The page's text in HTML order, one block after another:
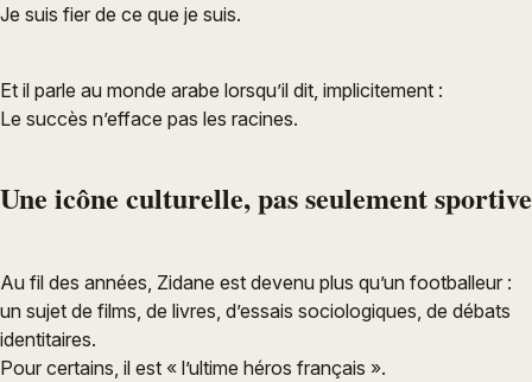
Je suis fier de ce que je suis.
Et il parle au monde arabe lorsqu’il dit, implicitement :
Le succès n’efface pas les racines.
Une icône culturelle, pas seulement sportive
Au fil des années, Zidane est devenu plus qu’un footballeur :
un sujet de films, de livres, d’essais sociologiques, de débats
identitaires.
Pour certains, il est « l’ultime héros français ».